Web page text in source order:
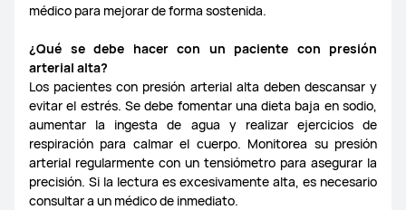
médico para mejorar de forma sostenida.
¿Qué se debe hacer con un paciente con presión
arterial alta?
Los pacientes con presión arterial alta deben descansar y
evitar el estrés. Se debe fomentar una dieta baja en sodio,
aumentar la ingesta de agua y realizar ejercicios de
respiración para calmar el cuerpo. Monitorea su presión
arterial regularmente con un tensiómetro para asegurar la
precisión. Si la lectura es excesivamente alta, es necesario
consultar a un médico de inmediato.